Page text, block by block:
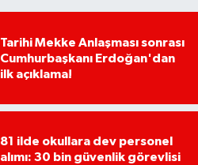
Tarihi Mekke Anlaşması sonrası
Cumhurbaşkanı Erdoğan'dan
ilk açıklama!
81 ilde okullara dev personel
alımı: 30 bin güvenlik görevlisi